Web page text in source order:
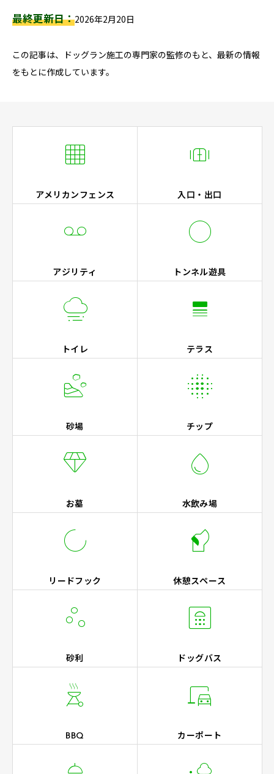
て
く
最終更新日：2026年2月20日
この記事は、ドッグラン施工の専門家の監修のもと、最新の情報
をもとに作成しています。

アメリカンフェンス

入口・出口

アジリティ

トンネル遊具

トイレ

テラス

砂場

チップ

お墓

水飲み場

リードフック

休憩スペース

砂利

ドッグバス

BBQ

カーポート